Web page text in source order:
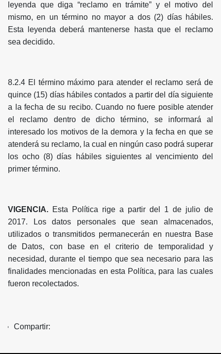
leyenda que diga “reclamo en trámite” y el motivo del
mismo, en un término no mayor a dos (2) días hábiles.
Esta leyenda deberá mantenerse hasta que el reclamo
sea decidido.
8.2.4 El término máximo para atender el reclamo será de
quince (15) días hábiles contados a partir del día siguiente
a la fecha de su recibo. Cuando no fuere posible atender
el reclamo dentro de dicho término, se informará al
interesado los motivos de la demora y la fecha en que se
atenderá su reclamo, la cual en ningún caso podrá superar
los ocho (8) días hábiles siguientes al vencimiento del
primer término.
VIGENCIA. Esta Política rige a partir del 1 de julio de
2017. Los datos personales que sean almacenados,
utilizados o transmitidos permanecerán en nuestra Base
de Datos, con base en el criterio de temporalidad y
necesidad, durante el tiempo que sea necesario para las
finalidades mencionadas en esta Política, para las cuales
fueron recolectados.
Compartir: